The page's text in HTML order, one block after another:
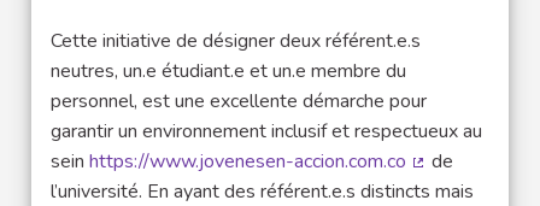
Cette initiative de désigner deux référent.e.s
neutres, un.e étudiant.e et un.e membre du
personnel, est une excellente démarche pour
garantir un environnement inclusif et respectueux au
sein https://www.jovenesen-accion.com.co
(External link)
de
l’université. En ayant des référent.e.s distincts mais